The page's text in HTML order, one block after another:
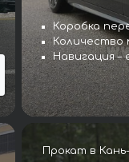
Коробка
Количество
Навигация –
Прокат в